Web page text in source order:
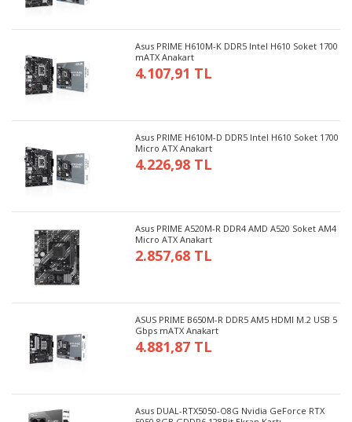
Asus PRIME H610M-K DDR5 Intel H610 Soket 1700
mATX Anakart
4.107,91 TL
Asus PRIME H610M-D DDR5 Intel H610 Soket 1700
Micro ATX Anakart
4.226,98 TL
Asus PRIME A520M-R DDR4 AMD A520 Soket AM4
Micro ATX Anakart
2.857,68 TL
ASUS PRIME B650M-R DDR5 AM5 HDMI M.2 USB 5
Gbps mATX Anakart
4.881,87 TL
Asus DUAL-RTX5050-O8G Nvidia GeForce RTX